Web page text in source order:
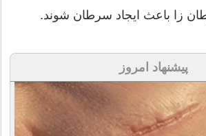
زا باعث ایجاد سرطان شوند.
پیشنهاد امروز